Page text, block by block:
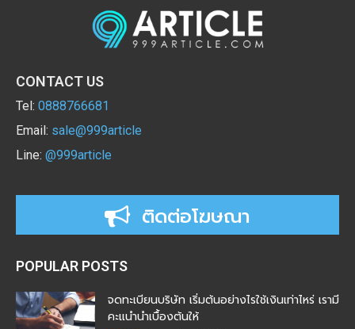
CONTACT US
Tel: 0888766681
Email: sale@999article
Line: @999article
ติดต่อโฆษณา
POPULAR POSTS
จดทะเบียนบริษัท เริ่มต้นอย่างไรใช้เงินเท่าไหร่ เรามี
คะแนำนำเบื้องต้นให้